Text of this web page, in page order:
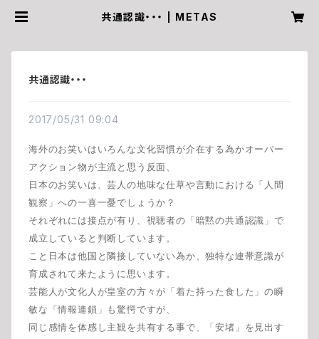
共通認識・・・ | METAS
共通認識・・・
2017/05/31 09:04
海外のお笑いはいろんな文化習慣が介在する為かオーバー
アクション物が主流と思う反面、
日本のお笑いは、芸人の地味な仕草や言動における「人間
観察」への一喜一憂でしょうか？
それぞれには接点が有り、視聴者の「暗黙の共通認識」で
成立していると判断しています。
こと日本は他国と隣接していない為か、独特な連帯意識が
育成されて来たように思います。
芸能人が文化人が皇室の方々が「着た持った食した」の瞬
敏な「情報連鎖」も驚愕ですが、
同じ感情を体感し主観を共有する事で、「安堵」を見出す